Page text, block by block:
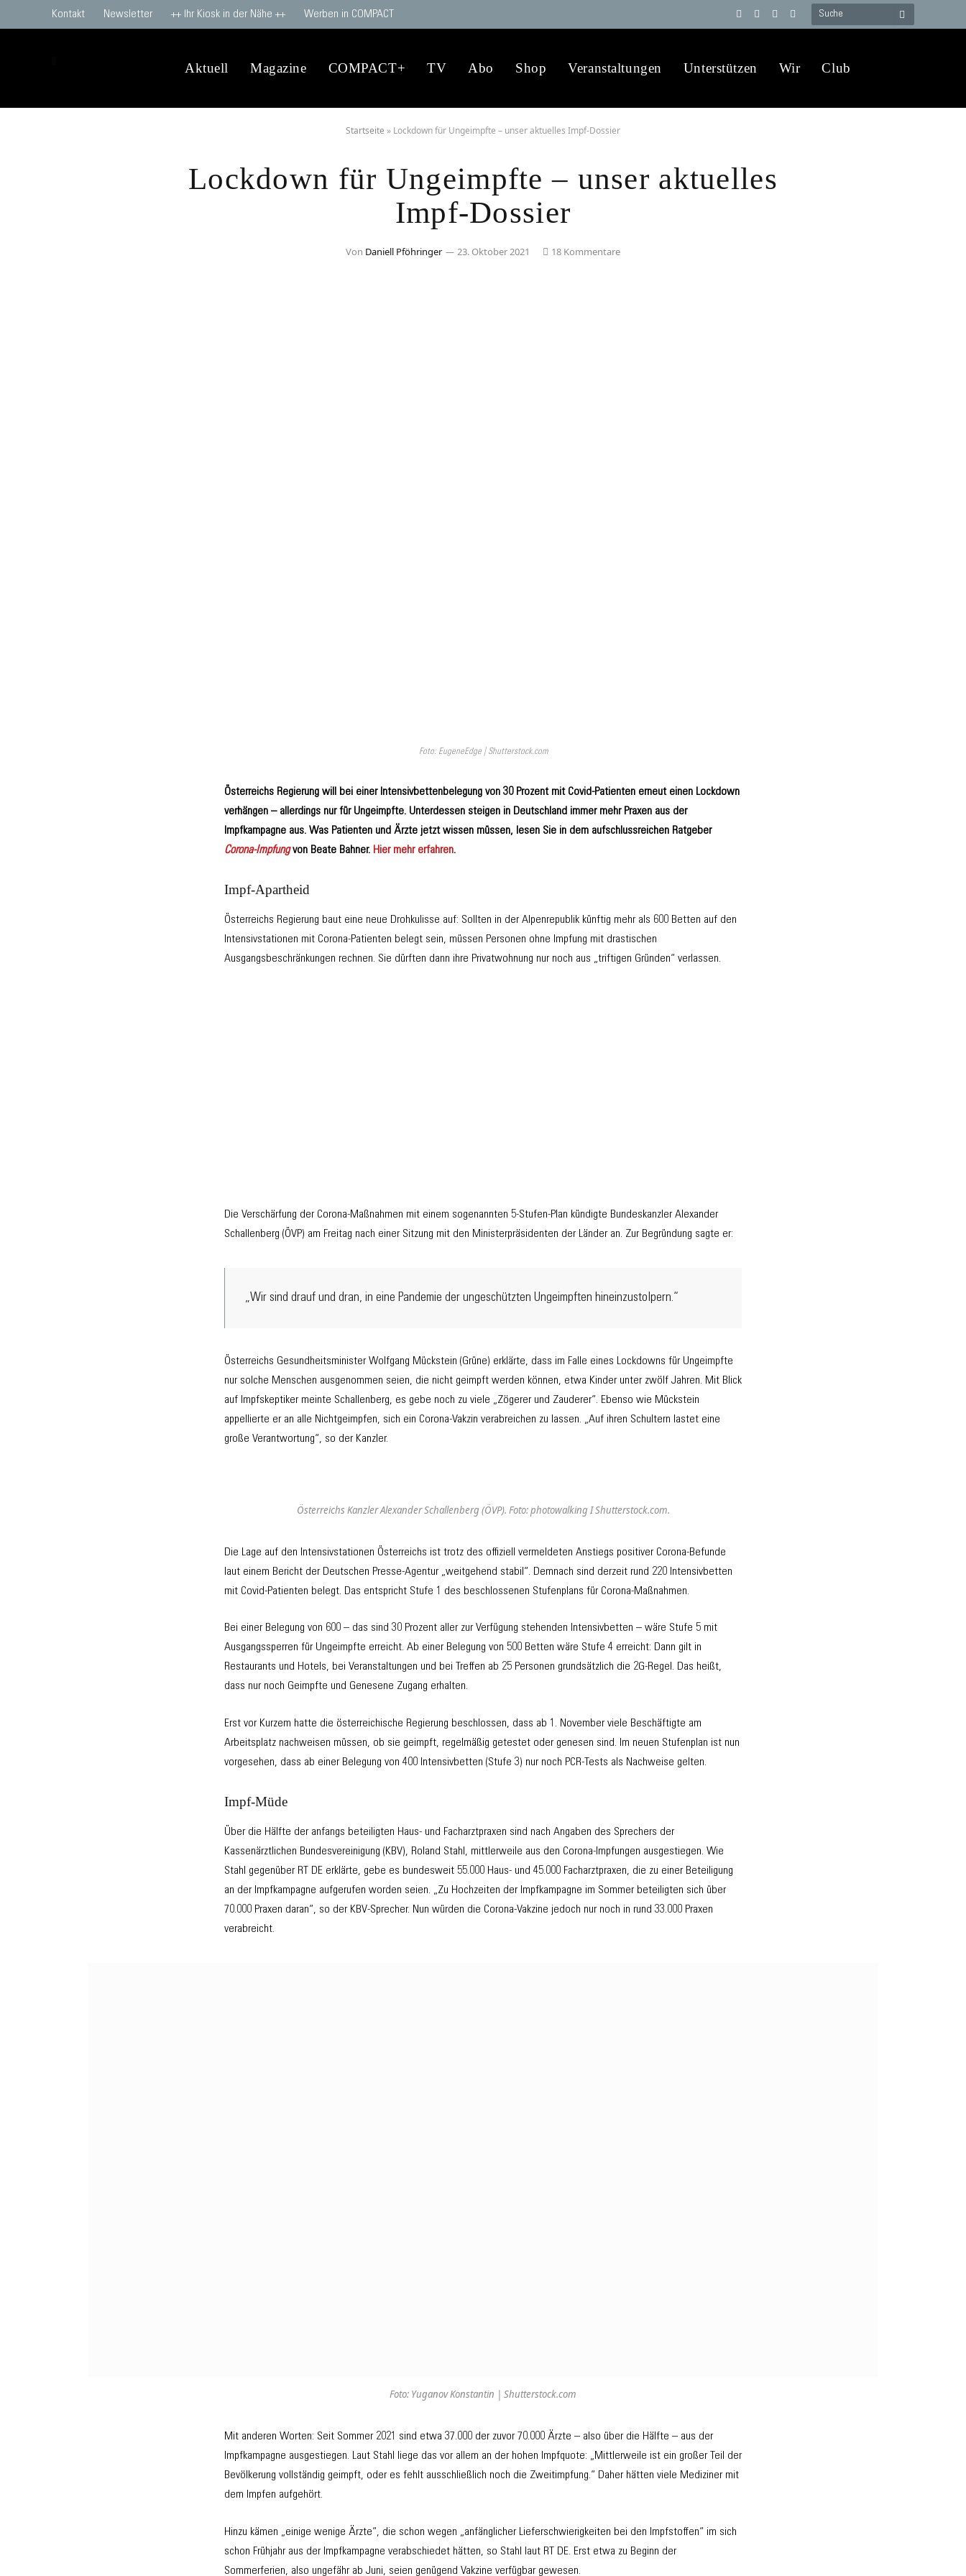
Kontakt Newsletter ++ Ihr Kiosk in der Nähe ++ Werben in COMPACT
Telegram
YouTube
X
WhatsApp
Aktuell Magazine COMPACT+ TV Abo Shop Veranstaltungen Unterstützen Wir Club
Startseite » Lockdown für Ungeimpfte – unser aktuelles Impf-Dossier
Lockdown für Ungeimpfte – unser aktuelles
Impf-Dossier
Von Daniell Pföhringer 23. Oktober 2021 18 Kommentare
Foto: EugeneEdge | Shutterstock.com
Österreichs Regierung will bei einer Intensivbettenbelegung von 30 Prozent mit Covid-Patienten erneut einen Lockdown
verhängen – allerdings nur für Ungeimpfte. Unterdessen steigen in Deutschland immer mehr Praxen aus der
Impfkampagne aus. Was Patienten und Ärzte jetzt wissen müssen, lesen Sie in dem aufschlussreichen Ratgeber
Corona-Impfung von Beate Bahner. Hier mehr erfahren.
Impf-Apartheid
Österreichs Regierung baut eine neue Drohkulisse auf: Sollten in der Alpenrepublik künftig mehr als 600 Betten auf den
Intensivstationen mit Corona-Patienten belegt sein, müssen Personen ohne Impfung mit drastischen
Ausgangsbeschränkungen rechnen. Sie dürften dann ihre Privatwohnung nur noch aus „triftigen Gründen“ verlassen.
Die Verschärfung der Corona-Maßnahmen mit einem sogenannten 5-Stufen-Plan kündigte Bundeskanzler Alexander
Schallenberg (ÖVP) am Freitag nach einer Sitzung mit den Ministerpräsidenten der Länder an. Zur Begründung sagte er:
„Wir sind drauf und dran, in eine Pandemie der ungeschützten Ungeimpften hineinzustolpern.“
Österreichs Gesundheitsminister Wolfgang Mückstein (Grüne) erklärte, dass im Falle eines Lockdowns für Ungeimpfte
nur solche Menschen ausgenommen seien, die nicht geimpft werden können, etwa Kinder unter zwölf Jahren. Mit Blick
auf Impfskeptiker meinte Schallenberg, es gebe noch zu viele „Zögerer und Zauderer“. Ebenso wie Mückstein
appellierte er an alle Nichtgeimpfen, sich ein Corona-Vakzin verabreichen zu lassen. „Auf ihren Schultern lastet eine
große Verantwortung“, so der Kanzler.
Österreichs Kanzler Alexander Schallenberg (ÖVP). Foto: photowalking I Shutterstock.com.
Die Lage auf den Intensivstationen Österreichs ist trotz des offiziell vermeldeten Anstiegs positiver Corona-Befunde
laut einem Bericht der Deutschen Presse-Agentur „weitgehend stabil“. Demnach sind derzeit rund 220 Intensivbetten
mit Covid-Patienten belegt. Das entspricht Stufe 1 des beschlossenen Stufenplans für Corona-Maßnahmen.
Bei einer Belegung von 600 – das sind 30 Prozent aller zur Verfügung stehenden Intensivbetten – wäre Stufe 5 mit
Ausgangssperren für Ungeimpfte erreicht. Ab einer Belegung von 500 Betten wäre Stufe 4 erreicht: Dann gilt in
Restaurants und Hotels, bei Veranstaltungen und bei Treffen ab 25 Personen grundsätzlich die 2G-Regel. Das heißt,
dass nur noch Geimpfte und Genesene Zugang erhalten.
Erst vor Kurzem hatte die österreichische Regierung beschlossen, dass ab 1. November viele Beschäftigte am
Arbeitsplatz nachweisen müssen, ob sie geimpft, regelmäßig getestet oder genesen sind. Im neuen Stufenplan ist nun
vorgesehen, dass ab einer Belegung von 400 Intensivbetten (Stufe 3) nur noch PCR-Tests als Nachweise gelten.
Impf-Müde
Über die Hälfte der anfangs beteiligten Haus- und Facharztpraxen sind nach Angaben des Sprechers der
Kassenärztlichen Bundesvereinigung (KBV), Roland Stahl, mittlerweile aus den Corona-Impfungen ausgestiegen. Wie
Stahl gegenüber RT DE erklärte, gebe es bundesweit 55.000 Haus- und 45.000 Facharztpraxen, die zu einer Beteiligung
an der Impfkampagne aufgerufen worden seien. „Zu Hochzeiten der Impfkampagne im Sommer beteiligten sich über
70.000 Praxen daran“, so der KBV-Sprecher. Nun würden die Corona-Vakzine jedoch nur noch in rund 33.000 Praxen
verabreicht.
Foto: Yuganov Konstantin | Shutterstock.com
Mit anderen Worten: Seit Sommer 2021 sind etwa 37.000 der zuvor 70.000 Ärzte – also über die Hälfte – aus der
Impfkampagne ausgestiegen. Laut Stahl liege das vor allem an der hohen Impfquote: „Mittlerweile ist ein großer Teil der
Bevölkerung vollständig geimpft, oder es fehlt ausschließlich noch die Zweitimpfung.“ Daher hätten viele Mediziner mit
dem Impfen aufgehört.
Hinzu kämen „einige wenige Ärzte“, die schon wegen „anfänglicher Lieferschwierigkeiten bei den Impfstoffen“ im sich
schon Frühjahr aus der Impfkampagne verabschiedet hätten, so Stahl laut RT DE. Erst etwa zu Beginn der
Sommerferien, also ungefähr ab Juni, seien genügend Vakzine verfügbar gewesen.